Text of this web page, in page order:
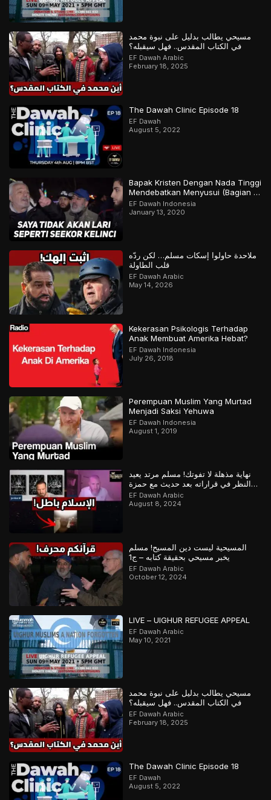
مسيحي يطالب بدليل على نبوة محمد
في الكتاب المقدس.. فهل سيقبله؟
EF Dawah Arabic
February 18, 2025
The Dawah Clinic Episode 18
EF Dawah
August 5, 2022
Bapak Kristen Dengan Nada Tinggi
Mendebatkan Menyusui (Bagian 2
Final)
EF Dawah Indonesia
January 13, 2020
ملاحدة حاولوا إسكات مسلم… لكن ردّه
قلب الطاولة
EF Dawah Arabic
May 14, 2026
Kekerasan Psikologis Terhadap
Anak Membuat Amerika Hebat?
EF Dawah Indonesia
July 26, 2018
Perempuan Muslim Yang Murtad
Menjadi Saksi Yehuwa
EF Dawah Indonesia
August 1, 2019
نهاية مذهلة لا تفوتك! مسلم مرتد يعيد
النظر في قراراته بعد حديث مع حمزة
وعباس
EF Dawah Arabic
August 8, 2024
المسيحية ليست دين المسيح! مسلم
يخبر مسيحي بحقيقة كتابه – ج1
EF Dawah Arabic
October 12, 2024
LIVE – UIGHUR REFUGEE APPEAL
EF Dawah Arabic
May 10, 2021
مسيحي يطالب بدليل على نبوة محمد
في الكتاب المقدس.. فهل سيقبله؟
EF Dawah Arabic
February 18, 2025
The Dawah Clinic Episode 18
EF Dawah
August 5, 2022